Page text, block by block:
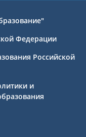
Федерации
Российской
и